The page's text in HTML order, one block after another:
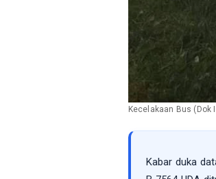
Kecelakaan Bus (Dok
Kabar duka